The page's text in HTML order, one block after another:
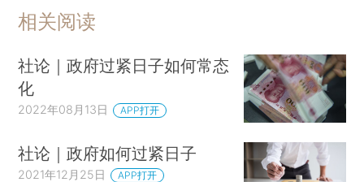
相关阅读
社论｜政府过紧日子如何常态
化
2022年08月13日 APP打开
社论｜政府如何过紧日子
2021年12月25日 APP打开